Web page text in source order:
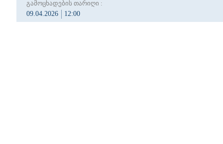
გამოცხადების თარიღი :
09.04.2026
12:00